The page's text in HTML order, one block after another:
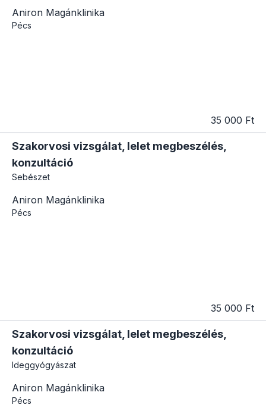
Aniron Magánklinika
Pécs
35 000 Ft
Szakorvosi vizsgálat, lelet megbeszélés,
konzultáció
Sebészet
Aniron Magánklinika
Pécs
35 000 Ft
Szakorvosi vizsgálat, lelet megbeszélés,
konzultáció
Ideggyógyászat
Aniron Magánklinika
Pécs